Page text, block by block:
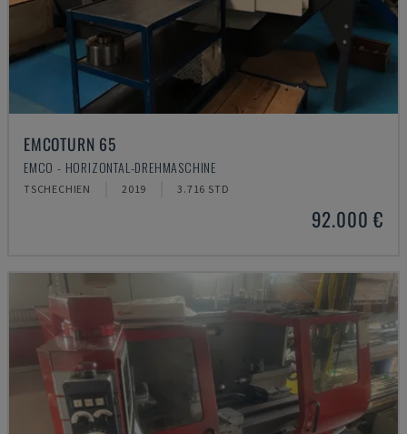
EMCOTURN 65
EMCO - HORIZONTAL-DREHMASCHINE
TSCHECHIEN 2019 3.716 STD
92.000 €